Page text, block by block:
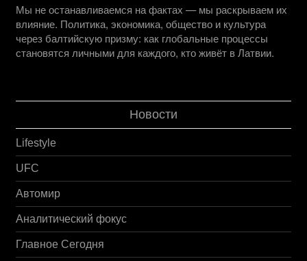
Мы не останавливаемся на фактах — мы раскрываем их
влияние. Политика, экономика, общество и культура
через балтийскую призму: как глобальные процессы
становятся личными для каждого, кто живёт в Латвии.
Новости
Lifestyle
UFC
Автомир
Аналитический фокус
Главное Сегодня